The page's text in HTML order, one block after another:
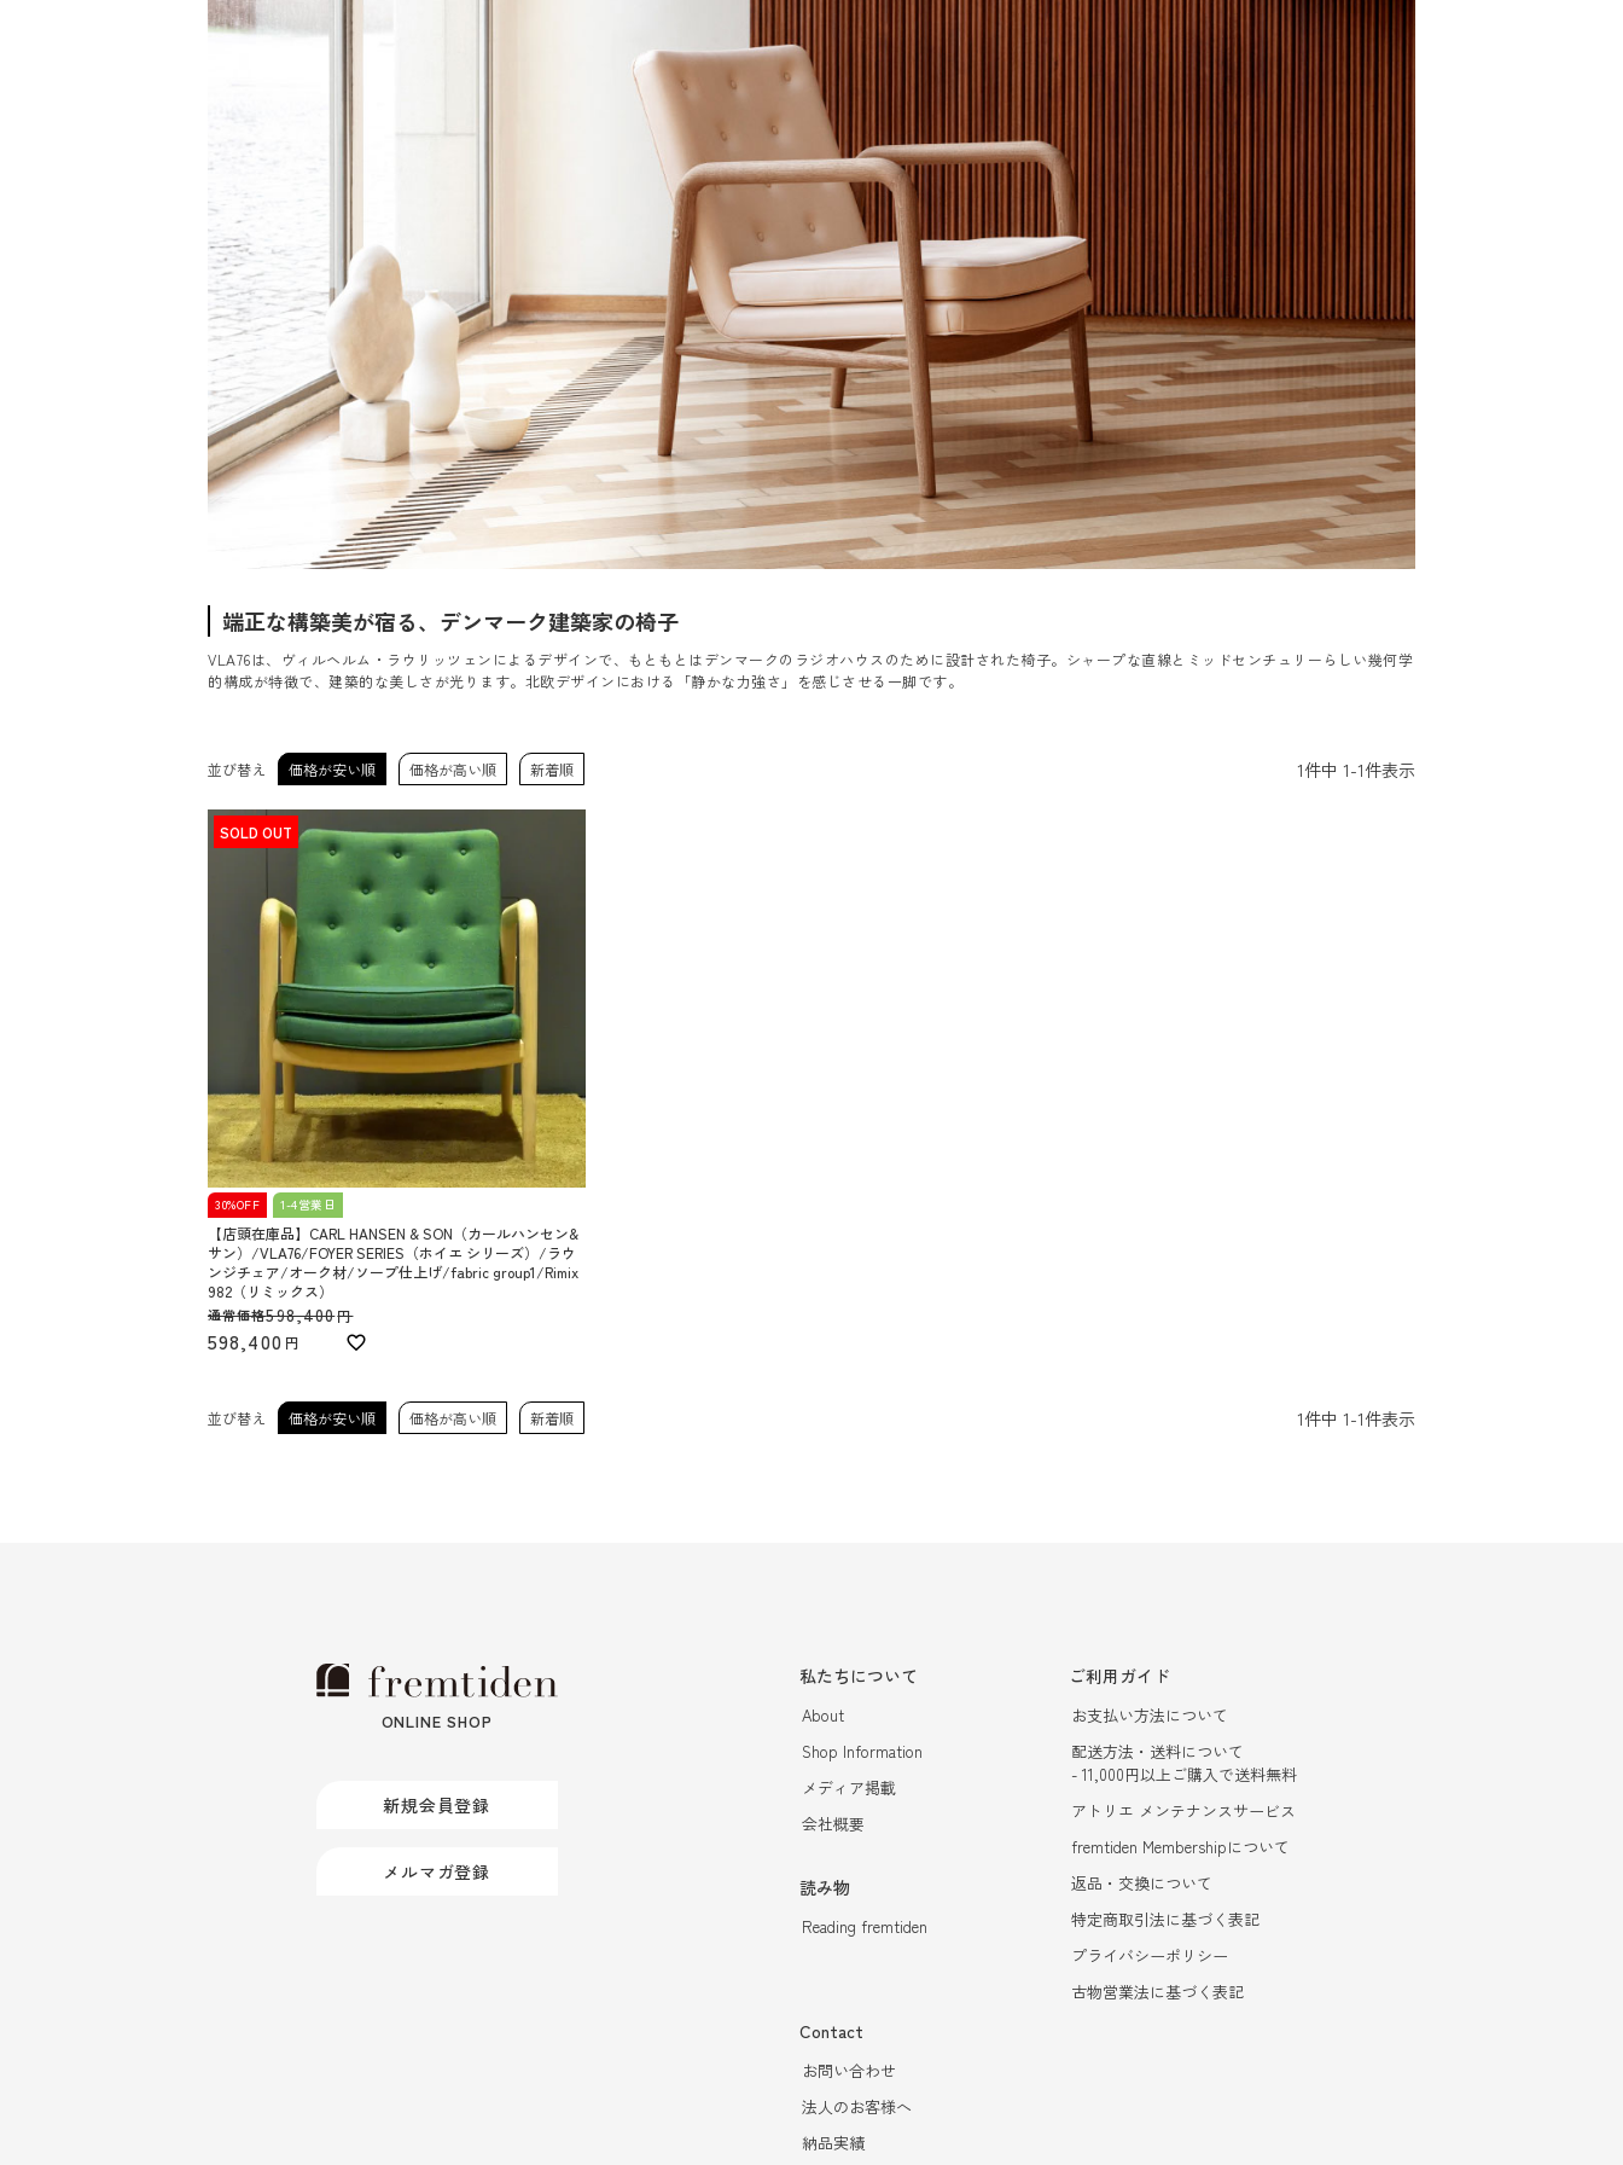
端正な構築美が宿る、デンマーク建築家の椅子
VLA76は、ヴィルヘルム・ラウリッツェンによるデザインで、もともとはデンマークのラジオハウスのために設計された椅子。シャープな直線とミッドセンチュリーらしい幾何学
的構成が特徴で、建築的な美しさが光ります。北欧デザインにおける「静かな力強さ」を感じさせる一脚です。
並び替え 価格が安い順 価格が高い順 新着順 1件中 1-1件表示
SOLD OUT
30%OFF 1-4営業日
【店頭在庫品】CARL HANSEN & SON（カールハンセン&
サン）/VLA76/FOYER SERIES（ホイエ シリーズ）/ラウ
ンジチェア/オーク材/ソープ仕上げ/fabric group1/Rimix
982（リミックス）
通常価格598,400
598,400
並び替え 価格が安い順 価格が高い順 新着順 1件中 1-1件表示
ONLINE SHOP
新規会員登録
メルマガ登録
私たちについて
About
Shop Information
メディア掲載
会社概要
読み物
Reading fremtiden
ご利用ガイド
お支払い方法について
配送方法・送料について
- 11,000円以上ご購入で送料無料
アトリエ メンテナンスサービス
fremtiden Membershipについて
返品・交換について
特定商取引法に基づく表記
プライバシーポリシー
古物営業法に基づく表記
Contact
お問い合わせ
法人のお客様へ
納品実績